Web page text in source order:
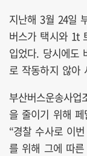
지난해 3월 24일
버스가 택시와 1t
입었다. 당시에도
로 작동하지 않아
부산버스운송사
을 줄이기 위해
“경찰 수사로 이
를 위해 그에 따